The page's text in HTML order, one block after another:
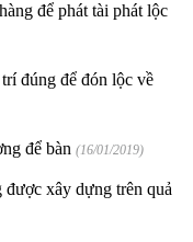
để phát tài phát lộc
đúng để đón lộc về
để bàn (16/01/2019)
xây dựng trên quả